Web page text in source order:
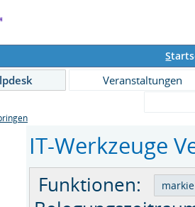
S
Veranstaltungen
IT-Werkzeuge
Funktionen: